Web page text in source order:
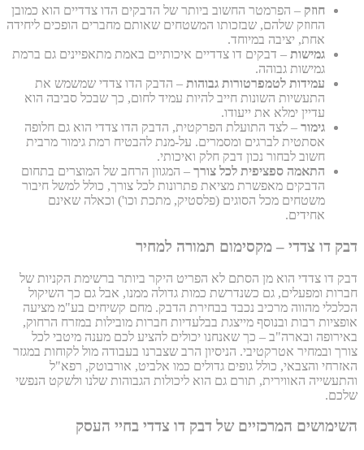
חוזק– הפרמטר החשוב ביותר של הדבקים הדו צדדיים הוא כמובן
החוזק שלהם, שבזכותו המשטחים שאותם מחברים הופכים ליחידה
אחת, יציבה במיוחד.
גמישות– דבקים דו צדדיים איכותיים באמת מתאפיינים גם ברמת
גמישות גבוהה.
עמידות לטמפרטורות גבוהות– הדבק הדו צדדי שמשמש את
התעשיות השונות חייב להיות עמיד לחום, כך שבכל סביבה הוא
עדיין ימלא את ייעודו.
גימור– לצד התועלת הפרקטית, הדבק הדו צדדי הוא גם חלופה
אסתטית לברגים ומסמרים. על-מנת להבטיח רמת גימור מרבית
חשוב לבחור נכון דבק חלק ואיכותי.
התאמה ספציפית לכל צורך– המגוון הרחב של המוצרים בתחום
הדבקים מאפשרת מציאת פתרונות לכל צורך, כולל למשל חיבור
משטחים מכל הסוגים (פלסטיק, מתכת וכו') וכאלה שאינם
אחידים.
דבק דו צדדי – מקסימום תמורה למחיר
דבק דו צדדי הוא מן הסתם לא הפריט היקר ביותר ברשימת הקניות של
חברות ומפעלים, גם כשנדרשת כמות גדולה ממנו, אבל גם כך השיקול
הכלכלי מהווה מרכיב נכבד בבחירת הדבק. מחם קשיחים בע"מ מציעה
אופציות רבות ובנוסף מייצגת בבלעדיות חברות מובילות במזרח הרחוק,
באירופה ובארה"ב – כך שאנחנו יכולים להציע לכם מענה מיטבי לכל
צורך ובמחיר אטרקטיבי. הניסיון הרב שצברנו בעבודה מול לקוחות במגזר
האזרחי והצבאי, כולל גופים גדולים כמו אלביט, אורבוטק, רפא"ל
והתעשייה האווירית, תורם גם הוא ליכולות הגבוהות שלנו ולשקט הנפשי
שלכם.
השימושים המרכזיים של דבק דו צדדי בחיי העסק